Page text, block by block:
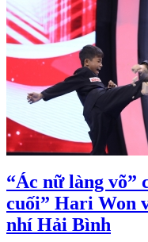
“Ác nữ làng võ”
cuối” Hari Won
nhí Hải Bình